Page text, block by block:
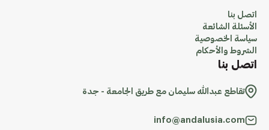
اتصل بنا
الأسئلة الشائعة
سياسة الخصوصية
الشروط والأحكام
اتصل بنا
تقاطع عبدالله سليمان مع طريق الجامعة - جدة
info@andalusia.com